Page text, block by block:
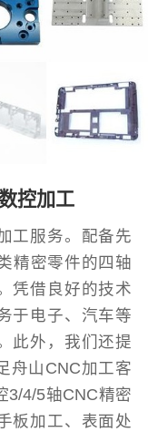
控加工
工服务。配备先
精密零件的四轴
凭借良好的技术
于电子、汽车等
此外，我们还提
舟山CNC加工客
3/4/5轴CNC精密
板加工、表面处